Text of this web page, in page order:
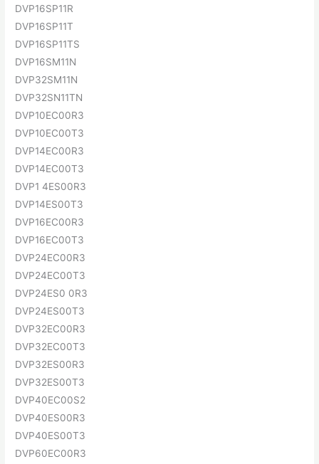
DVP16SP11R
DVP16SP11T
DVP16SP11TS
DVP16SM11N
DVP32SM11N
DVP32SN11TN
DVP10EC00R3
DVP10EC00T3
DVP14EC00R3
DVP14EC00T3
DVP1 4ES00R3
DVP14ES00T3
DVP16EC00R3
DVP16EC00T3
DVP24EC00R3
DVP24EC00T3
DVP24ES0 0R3
DVP24ES00T3
DVP32EC00R3
DVP32EC00T3
DVP32ES00R3
DVP32ES00T3
DVP40EC00S2
DVP40ES00R3
DVP40ES00T3
DVP60EC00R3